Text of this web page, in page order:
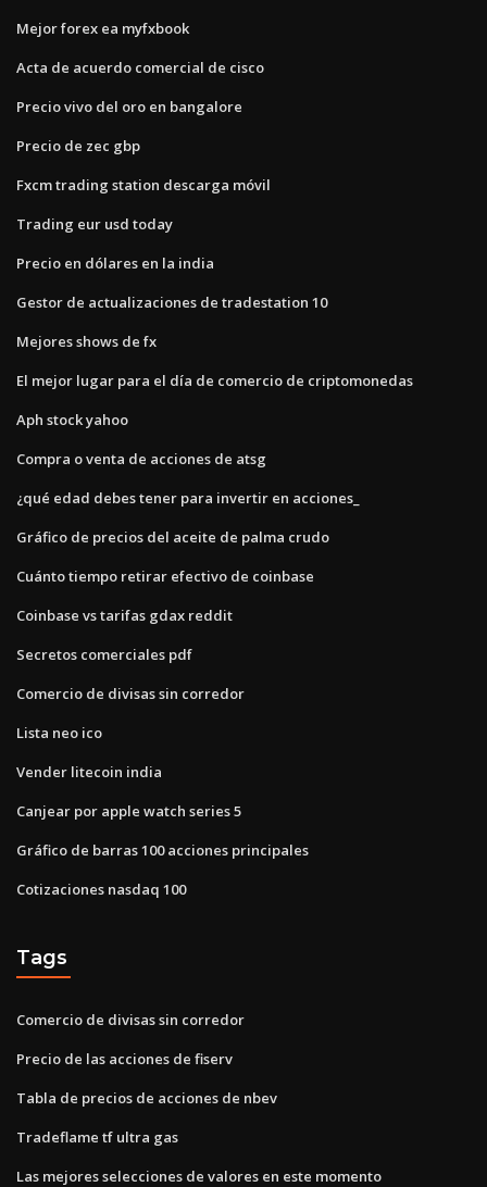
Mejor forex ea myfxbook
Acta de acuerdo comercial de cisco
Precio vivo del oro en bangalore
Precio de zec gbp
Fxcm trading station descarga móvil
Trading eur usd today
Precio en dólares en la india
Gestor de actualizaciones de tradestation 10
Mejores shows de fx
El mejor lugar para el día de comercio de criptomonedas
Aph stock yahoo
Compra o venta de acciones de atsg
¿qué edad debes tener para invertir en acciones_
Gráfico de precios del aceite de palma crudo
Cuánto tiempo retirar efectivo de coinbase
Coinbase vs tarifas gdax reddit
Secretos comerciales pdf
Comercio de divisas sin corredor
Lista neo ico
Vender litecoin india
Canjear por apple watch series 5
Gráfico de barras 100 acciones principales
Cotizaciones nasdaq 100
Tags
Comercio de divisas sin corredor
Precio de las acciones de fiserv
Tabla de precios de acciones de nbev
Tradeflame tf ultra gas
Las mejores selecciones de valores en este momento